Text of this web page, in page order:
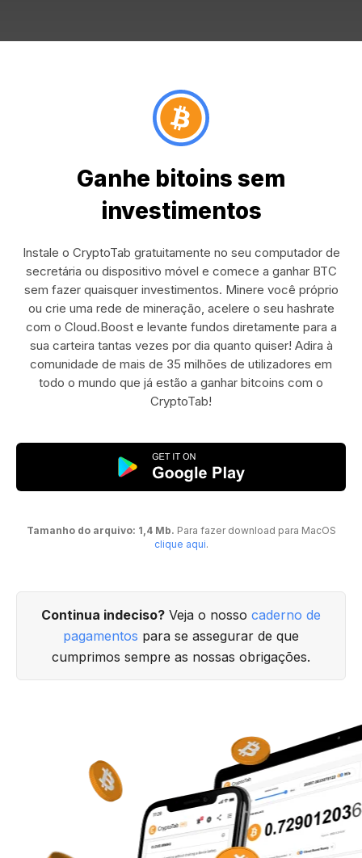
Ganhe bitoins sem
investimentos
Instale o CryptoTab gratuitamente no seu computador de
secretária ou dispositivo móvel e comece a ganhar BTC
sem fazer quaisquer investimentos. Minere você próprio
ou crie uma rede de mineração, acelere o seu hashrate
com o Cloud.Boost e levante fundos diretamente para a
sua carteira tantas vezes por dia quanto quiser! Adira à
comunidade de mais de 35 milhões de utilizadores em
todo o mundo que já estão a ganhar bitcoins com o
CryptoTab!
Tamanho do arquivo: 1,4 Mb. Para fazer download para MacOS
clique aqui.
Continua indeciso? Veja o nosso caderno de
pagamentos para se assegurar de que
cumprimos sempre as nossas obrigações.